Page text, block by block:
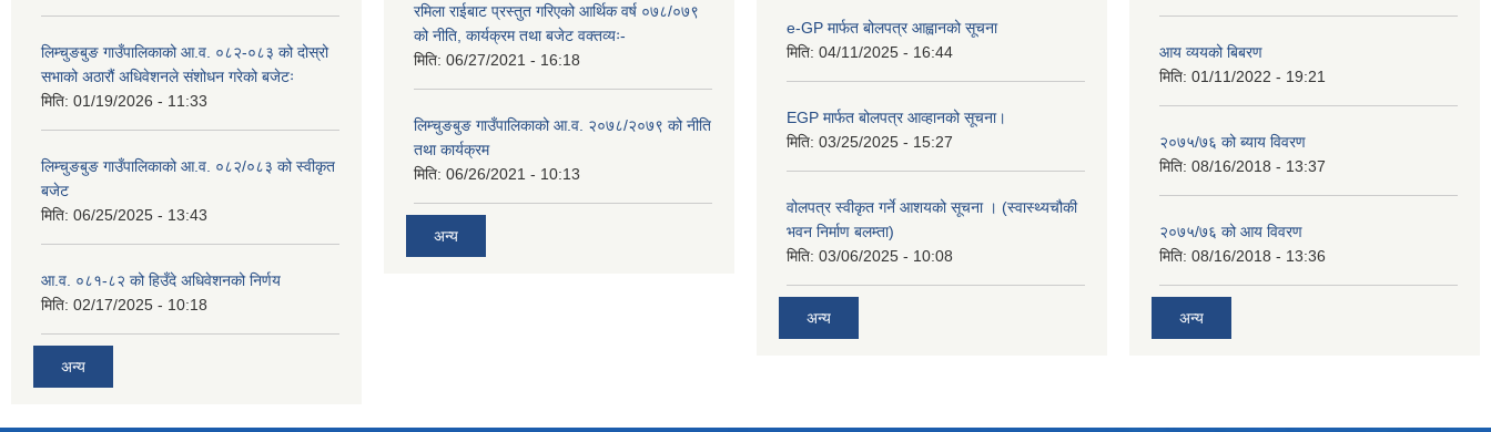
लिम्चुङबुङ गाउँपालिकाको आ.व. ०८२-०८३ को दोस्रो
सभाको अठारौं अधिवेशनले संशोधन गरेको बजेटः
मिति: 01/19/2026 - 11:33
लिम्चुङबुङ गाउँपालिकाको आ.व. ०८२/०८३ को स्वीकृत
बजेट
मिति: 06/25/2025 - 13:43
आ.व. ०८१-८२ को हिउँदे अधिवेशनको निर्णय
मिति: 02/17/2025 - 10:18
अन्य
रमिला राईबाट प्रस्तुत गरिएको आर्थिक वर्ष ०७८/०७९
को नीति, कार्यक्रम तथा बजेट वक्तव्यः-
मिति: 06/27/2021 - 16:18
लिम्चुङबुङ गाउँपालिकाको आ.व. २०७८/२०७९ को नीति
तथा कार्यक्रम
मिति: 06/26/2021 - 10:13
अन्य
e-GP मार्फत बोलपत्र आह्वानको सूचना
मिति: 04/11/2025 - 16:44
EGP मार्फत बोलपत्र आव्हानको सूचना।
मिति: 03/25/2025 - 15:27
वोलपत्र स्वीकृत गर्ने आशयको सूचना । (स्वास्थ्यचौकी
भवन निर्माण बलम्ता)
मिति: 03/06/2025 - 10:08
अन्य
आय व्ययको बिबरण
मिति: 01/11/2022 - 19:21
२०७५/७६ को ब्याय विवरण
मिति: 08/16/2018 - 13:37
२०७५/७६ को आय विवरण
मिति: 08/16/2018 - 13:36
अन्य